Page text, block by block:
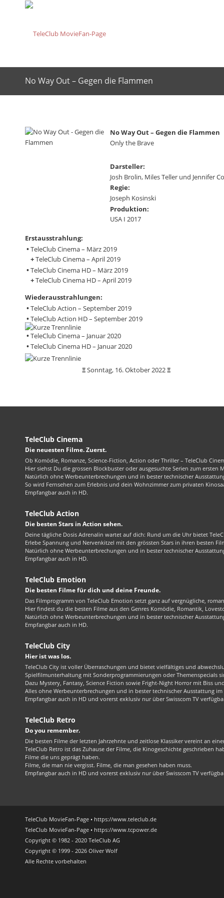
No Way Out – Gegen die Flammen
No Way Out – Gegen die Flammen
Only the Brave
Darsteller:
Josh Brolin, Miles Teller und Jennifer
Regie:
Joseph Kosinski
Produktion:
USA I 2017
Erstausstrahlung:
•TeleClub Cinema – März 2019
+TeleClub Cinema – April 2019
•TeleClub Cinema HD – März 2019
+TeleClub Cinema HD – April 2019
Wiederausstrahlungen:
•TeleClub Action – September 2019
•TeleClub Action HD – September 2019
•TeleClub Cinema – Januar 2020
•TeleClub Cinema HD – Januar 2020
ΞSonntag, 16. Oktober 2022Ξ
TeleClub Cinema
Die neuesten Filme. Zuerst.
Ob Komödie, Romanze, Science-Fiction, Action oder Thriller – TeleClub
Hier siehst Du die grossen Blockbuster oder ausgesuchte Serien zum ersten
Natürlich ohne Werbeunterbrechungen und in bester technischer
So wird Fernsehen zum Erlebnis und dein Wohnzimmer zum privaten
Empfangbar auch in HD.
TeleClub Action
Die besten Stars in Action sehen.
Deine tägliche Dosis Adrenalin wartet auf dich: Rund um die Uhr bietet
Erlebe Spannung und Nervenkitzel mit den grössten Stars in ihren besten
Natürlich ohne Werbeunterbrechungen und in bester technischer
Empfangbar auch in HD.
TeleClub Emotion
Die besten Filme für dich und deine Freunde.
Das Filmprogramm von TeleClub Emotion setzt ganz auf vergnügliche,
Hier findest du die besten Filme aus den Genres Komödie, Romantik,
Natürlich ohne Werbeunterbrechungen und in bester technischer
Empfangbar auch in HD.
TeleClub City
Hier ist was los.
TeleClub City ist voller Überraschungen und bietet vielfältiges und
Spielfilmunterhaltung mit Sonderprogrammierungen oder Themenspecials
Dazu Mystery, Fantasy, Science Fiction sowie Fright-Night Horror mit Biss
Alles ohne Werbeunterbrechungen und in bester technischer Ausstattung
Empfangbar auch in HD und vorerst exklusiv nur über Swisscom TV
TeleClub Retro
Do you remember.
Die besten Filme der letzten Jahrzehnte und zeitlose Klassiker vereint an
TeleClub Retro ist das Zuhause der Filme, die Kinogeschichte geschrieben
Filme die uns geprägt haben.
Filme, die man nie vergisst. Filme, die man gesehen haben muss.
Empfangbar auch in HD und vorerst exklusiv nur über Swisscom TV
TeleClub MovieFan-Page • https://www.teleclub.de
TeleClub MovieFan-Page • https://www.tcpower.de
Copyright © 1982 - 2020 TeleClub AG
Copyright © 1999 - 2026 Oliver Wolf
Alle Rechte vorbehalten